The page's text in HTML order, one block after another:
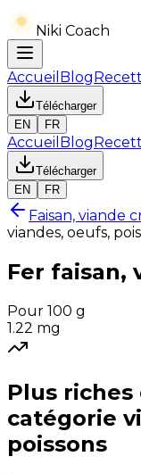
Niki Coach
Accueil Blog
Télécharger
EN
FR
Accueil Blog
Télécharger
EN
FR
Faisan, viande
viandes, oeufs,
Fer faisan,
Pour 100 g
1.22 mg
Plus riches
catégorie
poissons